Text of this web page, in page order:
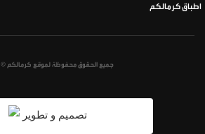
اطباق كرمالكم
جميع الحقوق محفوظة لموقع كرمالكم © 2021
تصميم و تطوير